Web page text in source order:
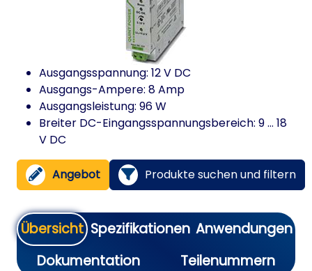
Ausgangsspannung: 12 V DC
Ausgangs-Ampere: 8 Amp
Ausgangsleistung: 96 W
Breiter DC-Eingangsspannungsbereich: 9 … 18
V DC
Angebot Produkte suchen und filtern
Übersicht Spezifikationen Anwendungen
Dokumentation
Teilenummern